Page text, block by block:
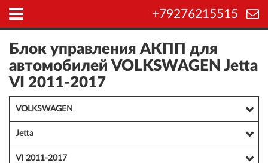
+79276215515
Блок управления АКПП для
автомобилей VOLKSWAGEN Jetta
VI 2011-2017
VOLKSWAGEN
Jetta
VI 2011-2017